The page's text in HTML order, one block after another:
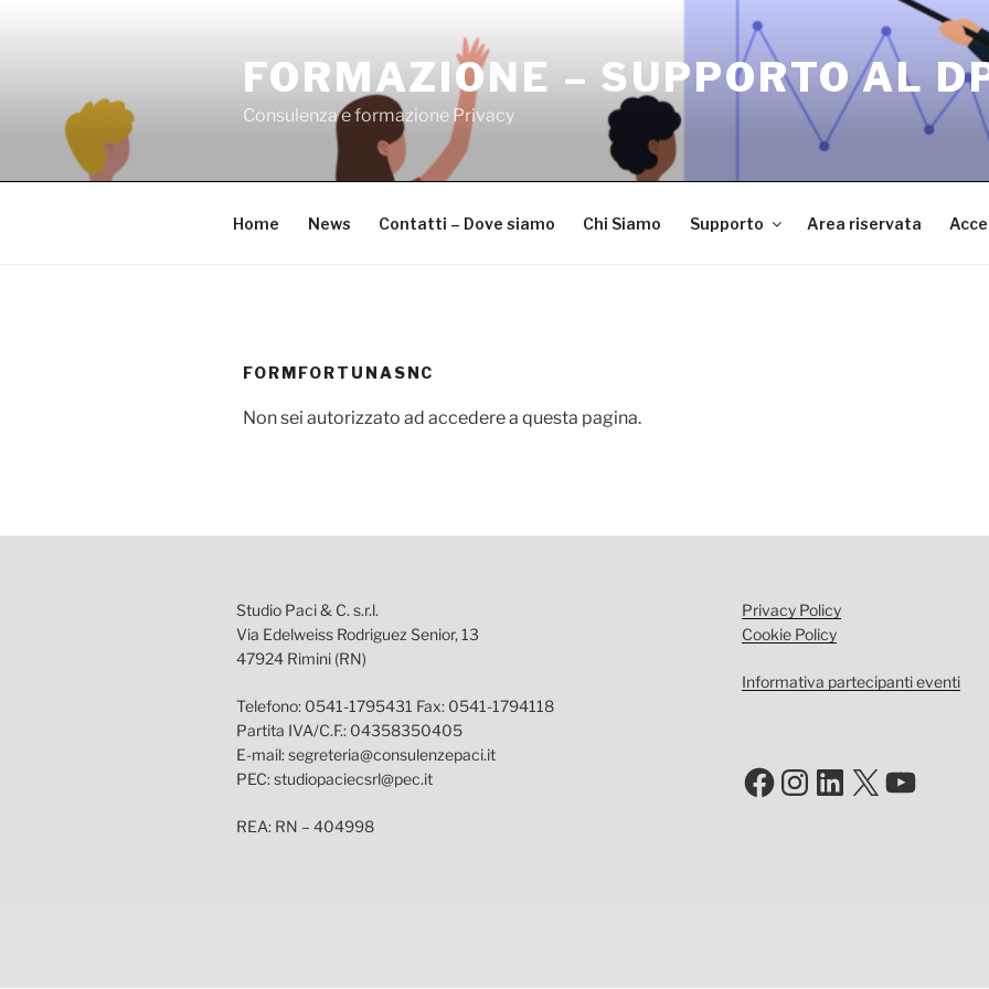
FORMAZIONE – SUPPORTO AL
Consulenza e formazione Privacy
Home News Contatti – Dove siamo Chi Siamo Supporto Area riservata
FORMFORTUNASNC
Non sei autorizzato ad accedere a questa pagina.
Studio Paci & C. s.r.l.
Via Edelweiss Rodriguez Senior, 13
47924 Rimini (RN)
Telefono: 0541-1795431 Fax: 0541-1794118
Partita IVA/C.F.: 04358350405
E-mail: segreteria@consulenzepaci.it
PEC: studiopaciecsrl@pec.it
REA: RN – 404998
Privacy Policy
Cookie Policy
Informativa partecipanti eventi
Facebook
Instagram
LinkedIn
X